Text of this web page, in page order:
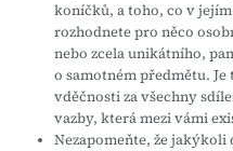
koníčků, a toho, co v
rozhodnete pro něco
nebo zcela unikátního,
o samotném předmětu.
vděčnosti za všechny
vazby, která mezi vámi
Nezapomeňte, že